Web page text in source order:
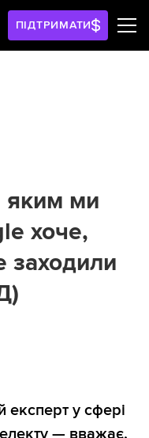
ПІДТРИМАТИ
яким ми
хоче,
заходили
у сфері